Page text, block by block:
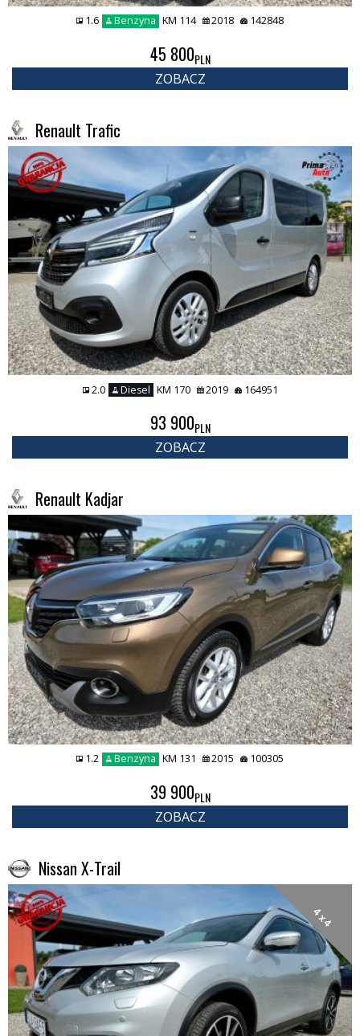
1.6 Benzyna KM 114 2018 142848
45 800PLN
ZOBACZ
Renault Trafic
2.0 Diesel KM 170 2019 164951
93 900PLN
ZOBACZ
Renault Kadjar
1.2 Benzyna KM 131 2015 100305
39 900PLN
ZOBACZ
Nissan X-Trail
4 x 4